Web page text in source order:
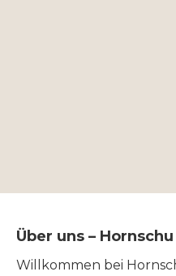
Über uns –
Willkommen bei